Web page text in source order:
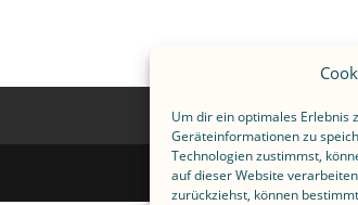
Um dir ein optimales Erlebnis
Geräteinformationen zu
Technologien zustimmst,
auf dieser Website
zurückziehst, können